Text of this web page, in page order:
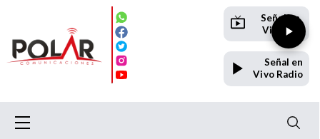
Señal en
Vivo TV
Señal en
Vivo Radio